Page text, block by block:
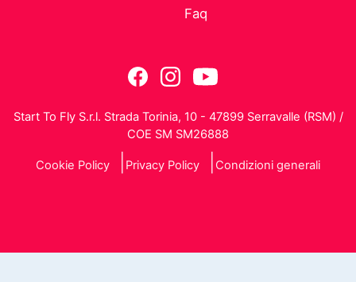
Faq
Start To Fly S.r.l. Strada Torinia, 10 - 47899 Serravalle (RSM) /
COE SM SM26888
Cookie Policy Privacy Policy Condizioni generali